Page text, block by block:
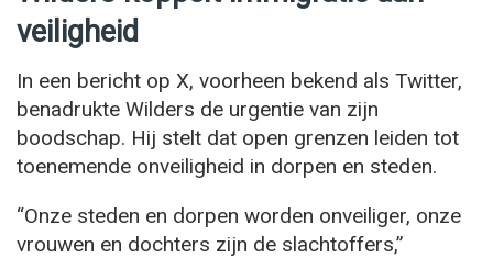
veiligheid
In een bericht op X, voorheen bekend als Twitter,
benadrukte Wilders de urgentie van zijn
boodschap. Hij stelt dat open grenzen leiden tot
toenemende onveiligheid in dorpen en steden.
“Onze steden en dorpen worden onveiliger, onze
vrouwen en dochters zijn de slachtoffers,”